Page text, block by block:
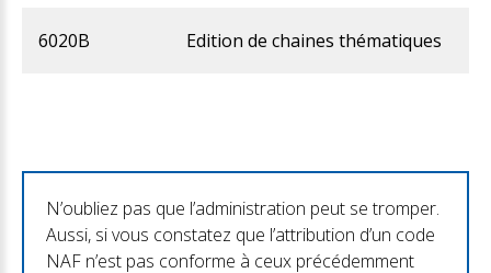
6020B Edition de chaines thématiques
N’oubliez pas que l’administration peut se tromper.
Aussi, si vous constatez que l’attribution d’un code
NAF n’est pas conforme à ceux précédemment